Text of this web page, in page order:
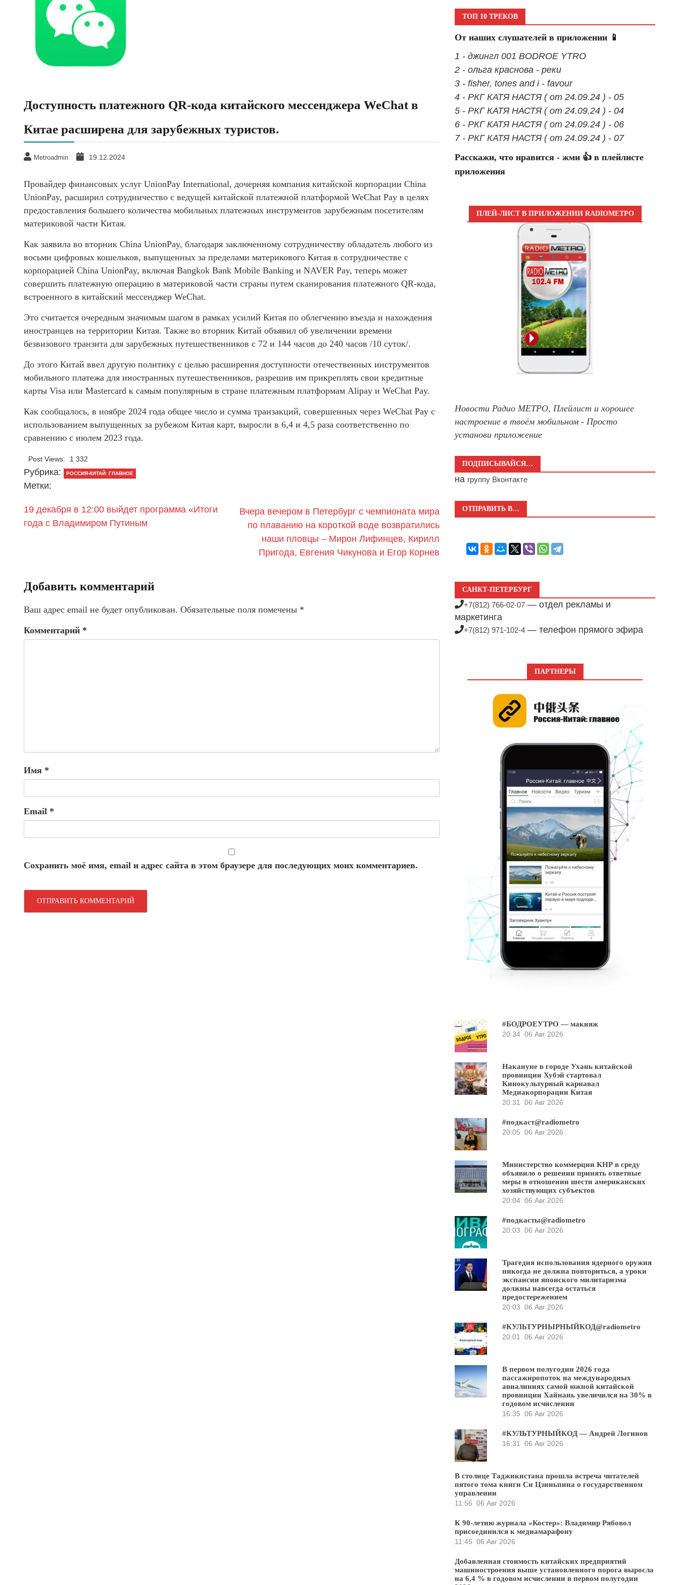
Доступность платежного QR-кода китайского мессенджера WeChat в
Китае расширена для зарубежных туристов.
Metroadmin 19.12.2024
Провайдер финансовых услуг UnionPay International, дочерняя компания китайской корпорации China
UnionPay, расширил сотрудничество с ведущей китайской платежной платформой WeChat Pay в целях
предоставления большего количества мобильных платежных инструментов зарубежным посетителям
материковой части Китая.
Как заявила во вторник China UnionPay, благодаря заключенному сотрудничеству обладатель любого из
восьми цифровых кошельков, выпущенных за пределами материкового Китая в сотрудничестве с
корпорацией China UnionPay, включая Bangkok Bank Mobile Banking и NAVER Pay, теперь может
совершить платежную операцию в материковой части страны путем сканирования платежного QR-кода,
встроенного в китайский мессенджер WeChat.
Это считается очередным значимым шагом в рамках усилий Китая по облегчению въезда и нахождения
иностранцев на территории Китая. Также во вторник Китай объявил об увеличении времени
безвизового транзита для зарубежных путешественников с 72 и 144 часов до 240 часов /10 суток/.
До этого Китай ввел другую политику с целью расширения доступности отечественных инструментов
мобильного платежа для иностранных путешественников, разрешив им прикреплять свои кредитные
карты Visa или Mastercard к самым популярным в стране платежным платформам Alipay и WeChat Pay.
Как сообщалось, в ноябре 2024 года общее число и сумма транзакций, совершенных через WeChat Pay с
использованием выпущенных за рубежом Китая карт, выросли в 6,4 и 4,5 раза соответственно по
сравнению с июлем 2023 года.
Post Views: 1 332
Рубрика: РОССИЯ-КИТАЙ: ГЛАВНОЕ
Метки:
19 декабря в 12:00 выйдет программа «Итоги
года с Владимиром Путиным
Вчера вечером в Петербург с чемпионата мира
по плаванию на короткой воде возвратились
наши пловцы – Мирон Лифинцев, Кирилл
Пригода, Евгения Чикунова и Егор Корнев
Добавить комментарий
Ваш адрес email не будет опубликован. Обязательные поля помечены *
Комментарий *
Имя *
Email *
Сохранить моё имя, email и адрес сайта в этом браузере для последующих моих комментариев.
ТОП 10 ТРЕКОВ
От наших слушателей в приложении 📱
1 - джингл 001 BODROE YTRO
2 - ольга краснова - реки
3 - fisher, tones and i - favour
4 - РКГ КАТЯ НАСТЯ ( от 24.09.24 ) - 05
5 - РКГ КАТЯ НАСТЯ ( от 24.09.24 ) - 04
6 - РКГ КАТЯ НАСТЯ ( от 24.09.24 ) - 06
7 - РКГ КАТЯ НАСТЯ ( от 24.09.24 ) - 07
Расскажи, что нравится - жми 👍 в плейлисте
приложения
ПЛЕЙ-ЛИСТ В ПРИЛОЖЕНИИ RADIOМЕТРО
Новости Радио МЕТРО, Плейлист и хорошее
настроение в твоём мобильном - Просто
установи приложение
ПОДПИСЫВАЙСЯ…
на группу Вконтакте
ОТПРАВИТЬ В…
САНКТ-ПЕТЕРБУРГ
+7(812) 766-02-07 — отдел рекламы и
маркетинга
+7(812) 971-102-4 — телефон прямого эфира
ПАРТНЕРЫ
#БОДРОЕУТРО — макияж
20:34 06 Авг 2026
Накануне в городе Ухань китайской
провинции Хубэй стартовал
Кинокультурный карнавал
Медиакорпорации Китая
20:31
06 Авг 2026
#подкаст@radiometro
20:05 06 Авг 2026
Министерство коммерции КНР в среду
объявило о решении принять ответные
меры в отношении шести американских
хозяйствующих субъектов
20:04 06 Авг 2026
#подкасты@radiometro
20:03 06 Авг 2026
Трагедия использования ядерного оружия
никогда не должна повториться, а уроки
экспансии японского милитаризма
должны навсегда остаться
предостережением
20:03 06 Авг 2026
#КУЛЬТУРНЫРНЫЙКОД@radiometro
20:01
06 Авг 2026
В первом полугодии 2026 года
пассажиропоток на международных
авиалиниях самой южной китайской
провинции Хайнань увеличился на 30% в
годовом исчислении
16:35 06 Авг 2026
#КУЛЬТУРНЫЙКОД — Андрей Логинов
16:31
06 Авг 2026
В столице Таджикистана прошла встреча читателей
пятого тома книги Си Цзиньпина о государственном
управлении
11:56 06 Авг 2026
К 90-летию журнала «Костер»: Владимир Рябовол
присоединился к медиамарафону
11:45 06 Авг 2026
Добавленная стоимость китайских предприятий
машиностроения выше установленного порога выросла
на 6,4 % в годовом исчислении в первом полугодии